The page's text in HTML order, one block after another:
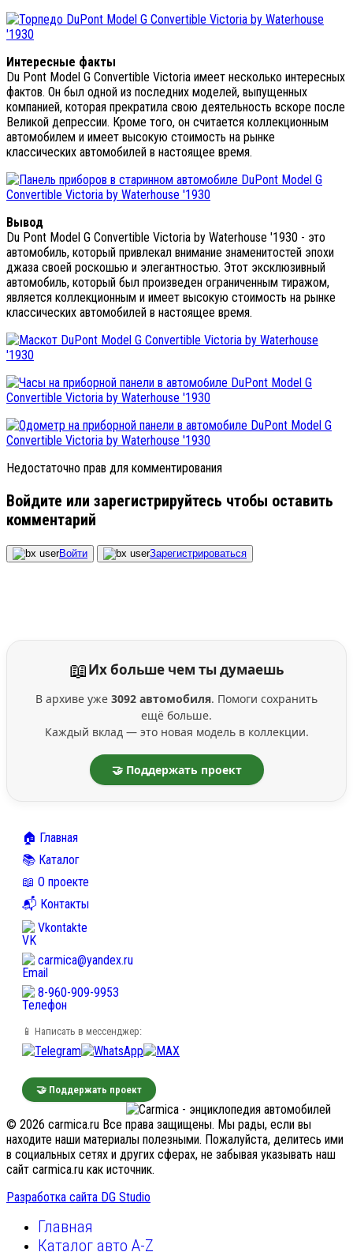
Интересные факты
Du Pont Model G Convertible Victoria имеет несколько интересных
фактов. Он был одной из последних моделей, выпущенных
компанией, которая прекратила свою деятельность вскоре после
Великой депрессии. Кроме того, он считается коллекционным
автомобилем и имеет высокую стоимость на рынке
классических автомобилей в настоящее время.
Вывод
Du Pont Model G Convertible Victoria by Waterhouse '1930 - это
автомобиль, который привлекал внимание знаменитостей эпохи
джаза своей роскошью и элегантностью. Этот эксклюзивный
автомобиль, который был произведен ограниченным тиражом,
является коллекционным и имеет высокую стоимость на рынке
классических автомобилей в настоящее время.
Недостаточно прав для комментирования
Войдите или зарегистрируйтесь чтобы оставить
комментарий
Войти Зарегистрироваться
📖Их больше чем ты думаешь
В архиве уже 3092 автомобиля. Помоги сохранить
ещё больше.
Каждый вклад — это новая модель в коллекции.
🤝 Поддержать проект
🏠 Главная
📚 Каталог
📖 О проекте
📬 Контакты
Vkontakte
carmica@yandex.ru
8-960-909-9953
📱 Написать в мессенджер:
🤝 Поддержать проект
© 2026 carmica.ru Все права защищены. Мы рады, если вы
находите наши материалы полезными. Пожалуйста, делитесь ими
в социальных сетях и других сферах, не забывая указывать наш
сайт carmica.ru как источник.
Разработка сайта DG Studio
Главная
Каталог авто A-Z